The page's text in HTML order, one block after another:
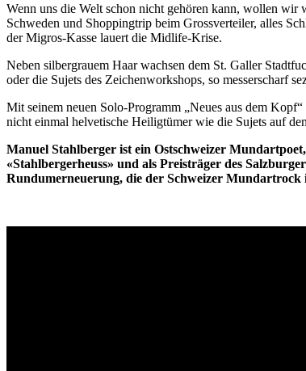
Wenn uns die Welt schon nicht gehören kann, wollen wir
Schweden und Shoppingtrip beim Grossverteiler, alles
der Migros-Kasse lauert die Midlife-Krise.
Neben silbergrauem Haar wachsen dem St. Galler
oder die Sujets des Zeichenworkshops, so messerscharf
Mit seinem neuen Solo-Programm „Neues aus dem
nicht einmal helvetische Heiligtümer wie die Sujets auf
Manuel Stahlberger ist ein Ostschweizer
«Stahlbergerheuss» und als Preisträger des
Rundumerneuerung, die der Schweizer Mundartrock